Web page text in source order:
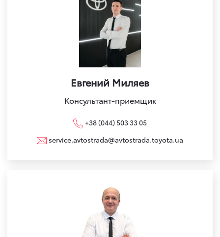
Евгений Миляев
Консультант-приемщик
+38 (044) 503 33 05
service.avtostrada@avtostrada.toyota.ua